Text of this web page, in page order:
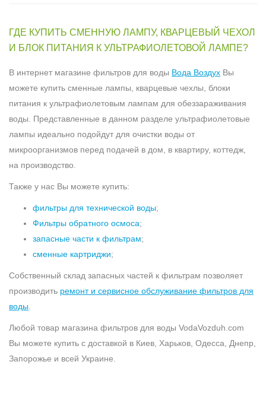
ГДЕ КУПИТЬ СМЕННУЮ ЛАМПУ, КВАРЦЕВЫЙ ЧЕХОЛ
И БЛОК ПИТАНИЯ К УЛЬТРАФИОЛЕТОВОЙ ЛАМПЕ?
В интернет магазине фильтров для воды Вода Воздух Вы
можете купить сменные лампы, кварцевые чехлы, блоки
питания к ультрафиолетовым лампам для обеззараживания
воды. Представленные в данном разделе ультрафиолетовые
лампы идеально подойдут для очистки воды от
микроорганизмов перед подачей в дом, в квартиру, коттедж,
на производство.
Также у нас Вы можете купить:
фильтры для технической воды;
Фильтры обратного осмоса;
запасные части к фильтрам;
сменные картриджи;
Собственный склад запасных частей к фильтрам позволяет
производить ремонт и сервисное обслуживание фильтров для
воды.
Любой товар магазина фильтров для воды VodaVozduh.com
Вы можете купить с доставкой в Киев, Харьков, Одесса, Днепр,
Запорожье и всей Украине.